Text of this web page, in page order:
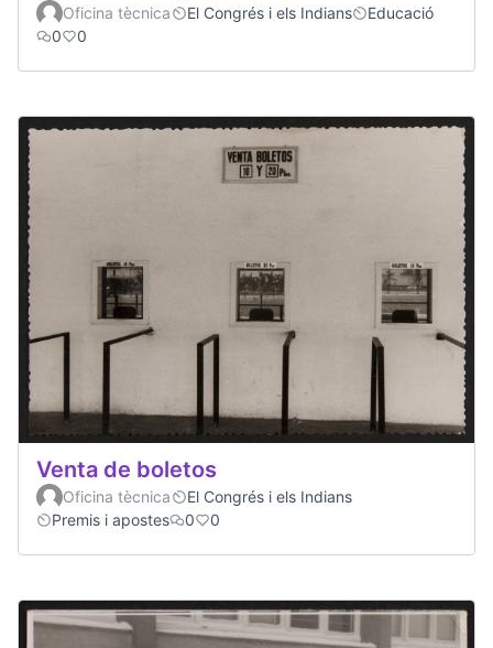
Oficina tècnica El Congrés i els Indians
Educació
0
0
Venta de boletos
Oficina tècnica
El Congrés i els Indians
Premis i apostes
0 0